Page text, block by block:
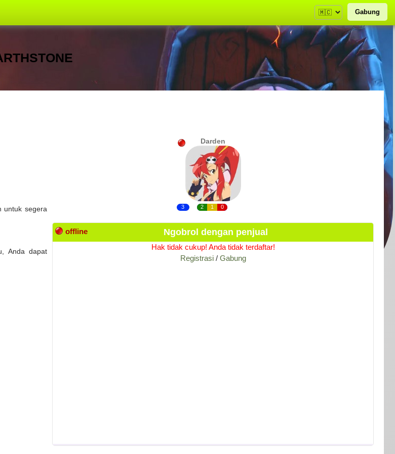
Gabung
untuk segera
Anda dapat
Darden
3 2 1 0
offline Ngobrol dengan penjual
Hak tidak cukup! Anda tidak terdaftar!
Registrasi/ Gabung